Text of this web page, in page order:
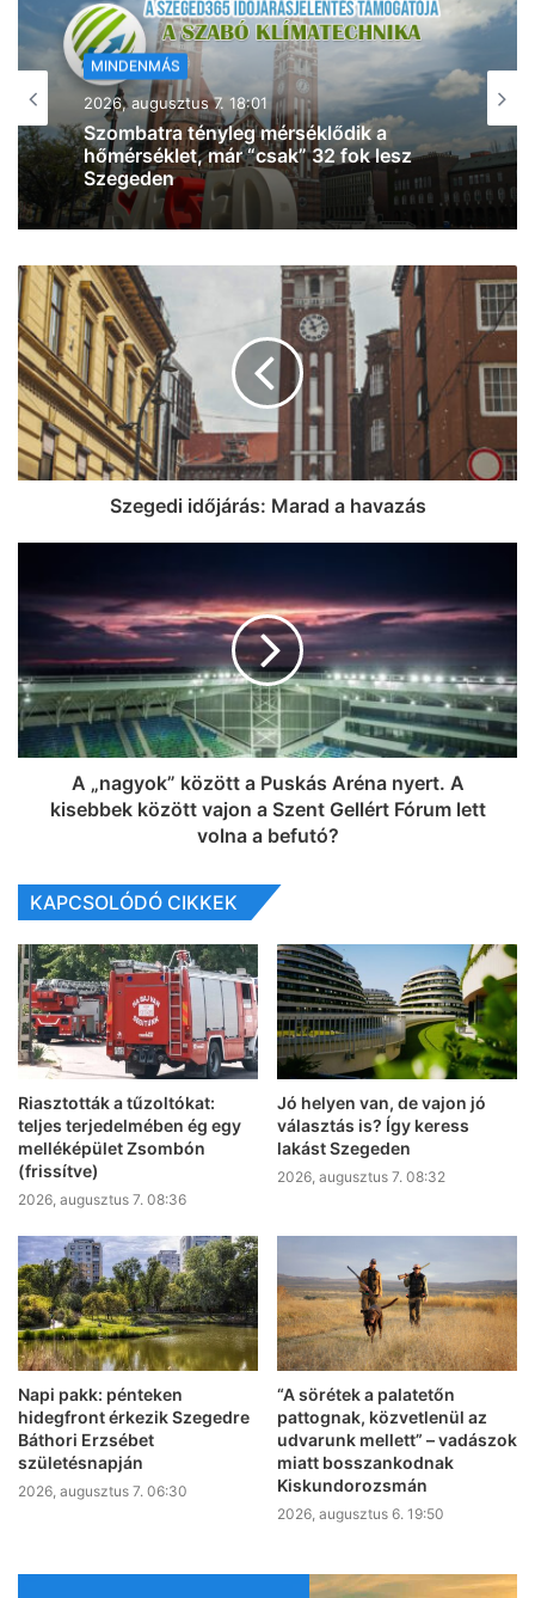
MINDENMÁS
2026, augusztus 7. 17:54
Baleset történt Szegeden – egy rolleres
esett el a Csillag tér közelében
Szegedi időjárás: Marad a havazás
A „nagyok” között a Puskás Aréna nyert. A
kisebbek között vajon a Szent Gellért Fórum lett
volna a befutó?
KAPCSOLÓDÓ CIKKEK
Riasztották a tűzoltókat:
teljes terjedelmében ég egy
melléképület Zsombón
(frissítve)
2026, augusztus 7. 08:36
Jó helyen van, de vajon jó
választás is? Így keress
lakást Szegeden
2026, augusztus 7. 08:32
Napi pakk: pénteken
hidegfront érkezik Szegedre
Báthori Erzsébet
születésnapján
2026, augusztus 7. 06:30
“A sörétek a palatetőn
pattognak, közvetlenül az
udvarunk mellett” – vadászok
miatt bosszankodnak
Kiskundorozsmán
2026, augusztus 6. 19:50